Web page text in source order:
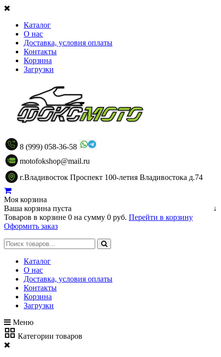
Каталог
О нас
Доставка, условия оплаты
Контакты
Корзина
Загрузки
8 (999) 058-36-58
motofokshop@mail.ru
г.Владивосток Проспект 100-летия Владивостока д.74
Моя корзина
↓
Ваша корзина пуста
Товаров в корзине 0 на сумму 0 руб. Перейти в корзину
Оформить заказ
Каталог
О нас
Доставка, условия оплаты
Контакты
Корзина
Загрузки
Меню
Категории товаров